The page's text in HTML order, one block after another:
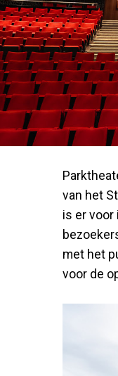
van het
is er voor
met het
voor de